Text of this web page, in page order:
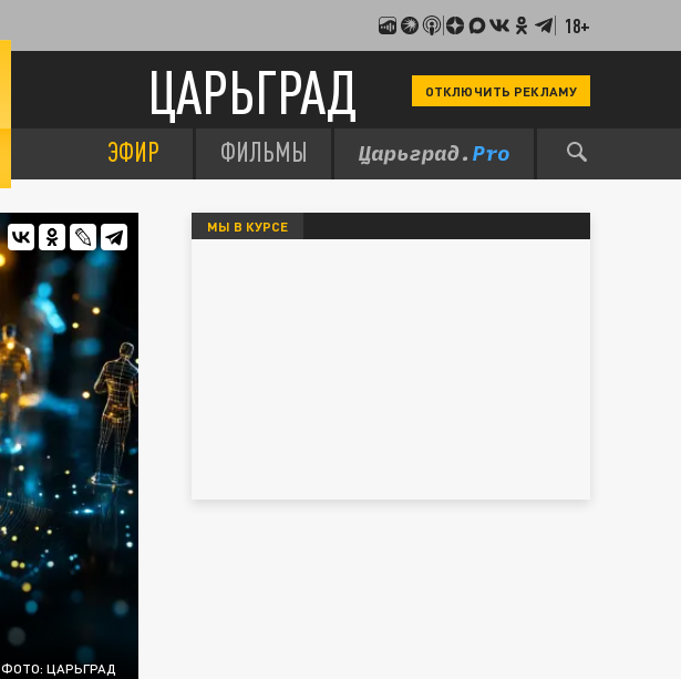
18+
ЦАРЬГРАД ОТКЛЮЧИТЬ РЕКЛАМУ
ЭФИР ФИЛЬМЫ
ФОТО: ЦАРЬГРАД
МЫ В КУРСЕ